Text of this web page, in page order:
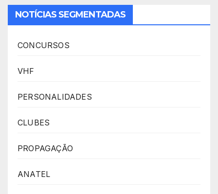
NOTÍCIAS SEGMENTADAS
CONCURSOS
VHF
PERSONALIDADES
CLUBES
PROPAGAÇÃO
ANATEL